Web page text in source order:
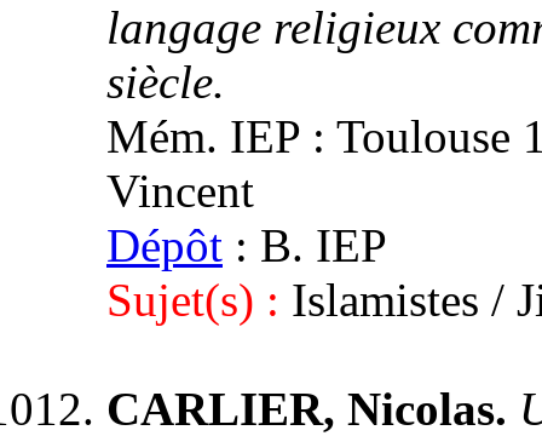
langage religieux
siècle.
Mém. IEP : Toulouse
Vincent
Dépôt : B. IEP
Sujet(s) : Islamistes /
CARLIER, Nicolas.